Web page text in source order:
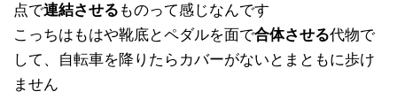
点で連結させる ものって感じなんです
こっちはもはや靴底とペダルを面で合体させる代物で
して、自転車を降りたらカバーがないとまともに歩け
ません